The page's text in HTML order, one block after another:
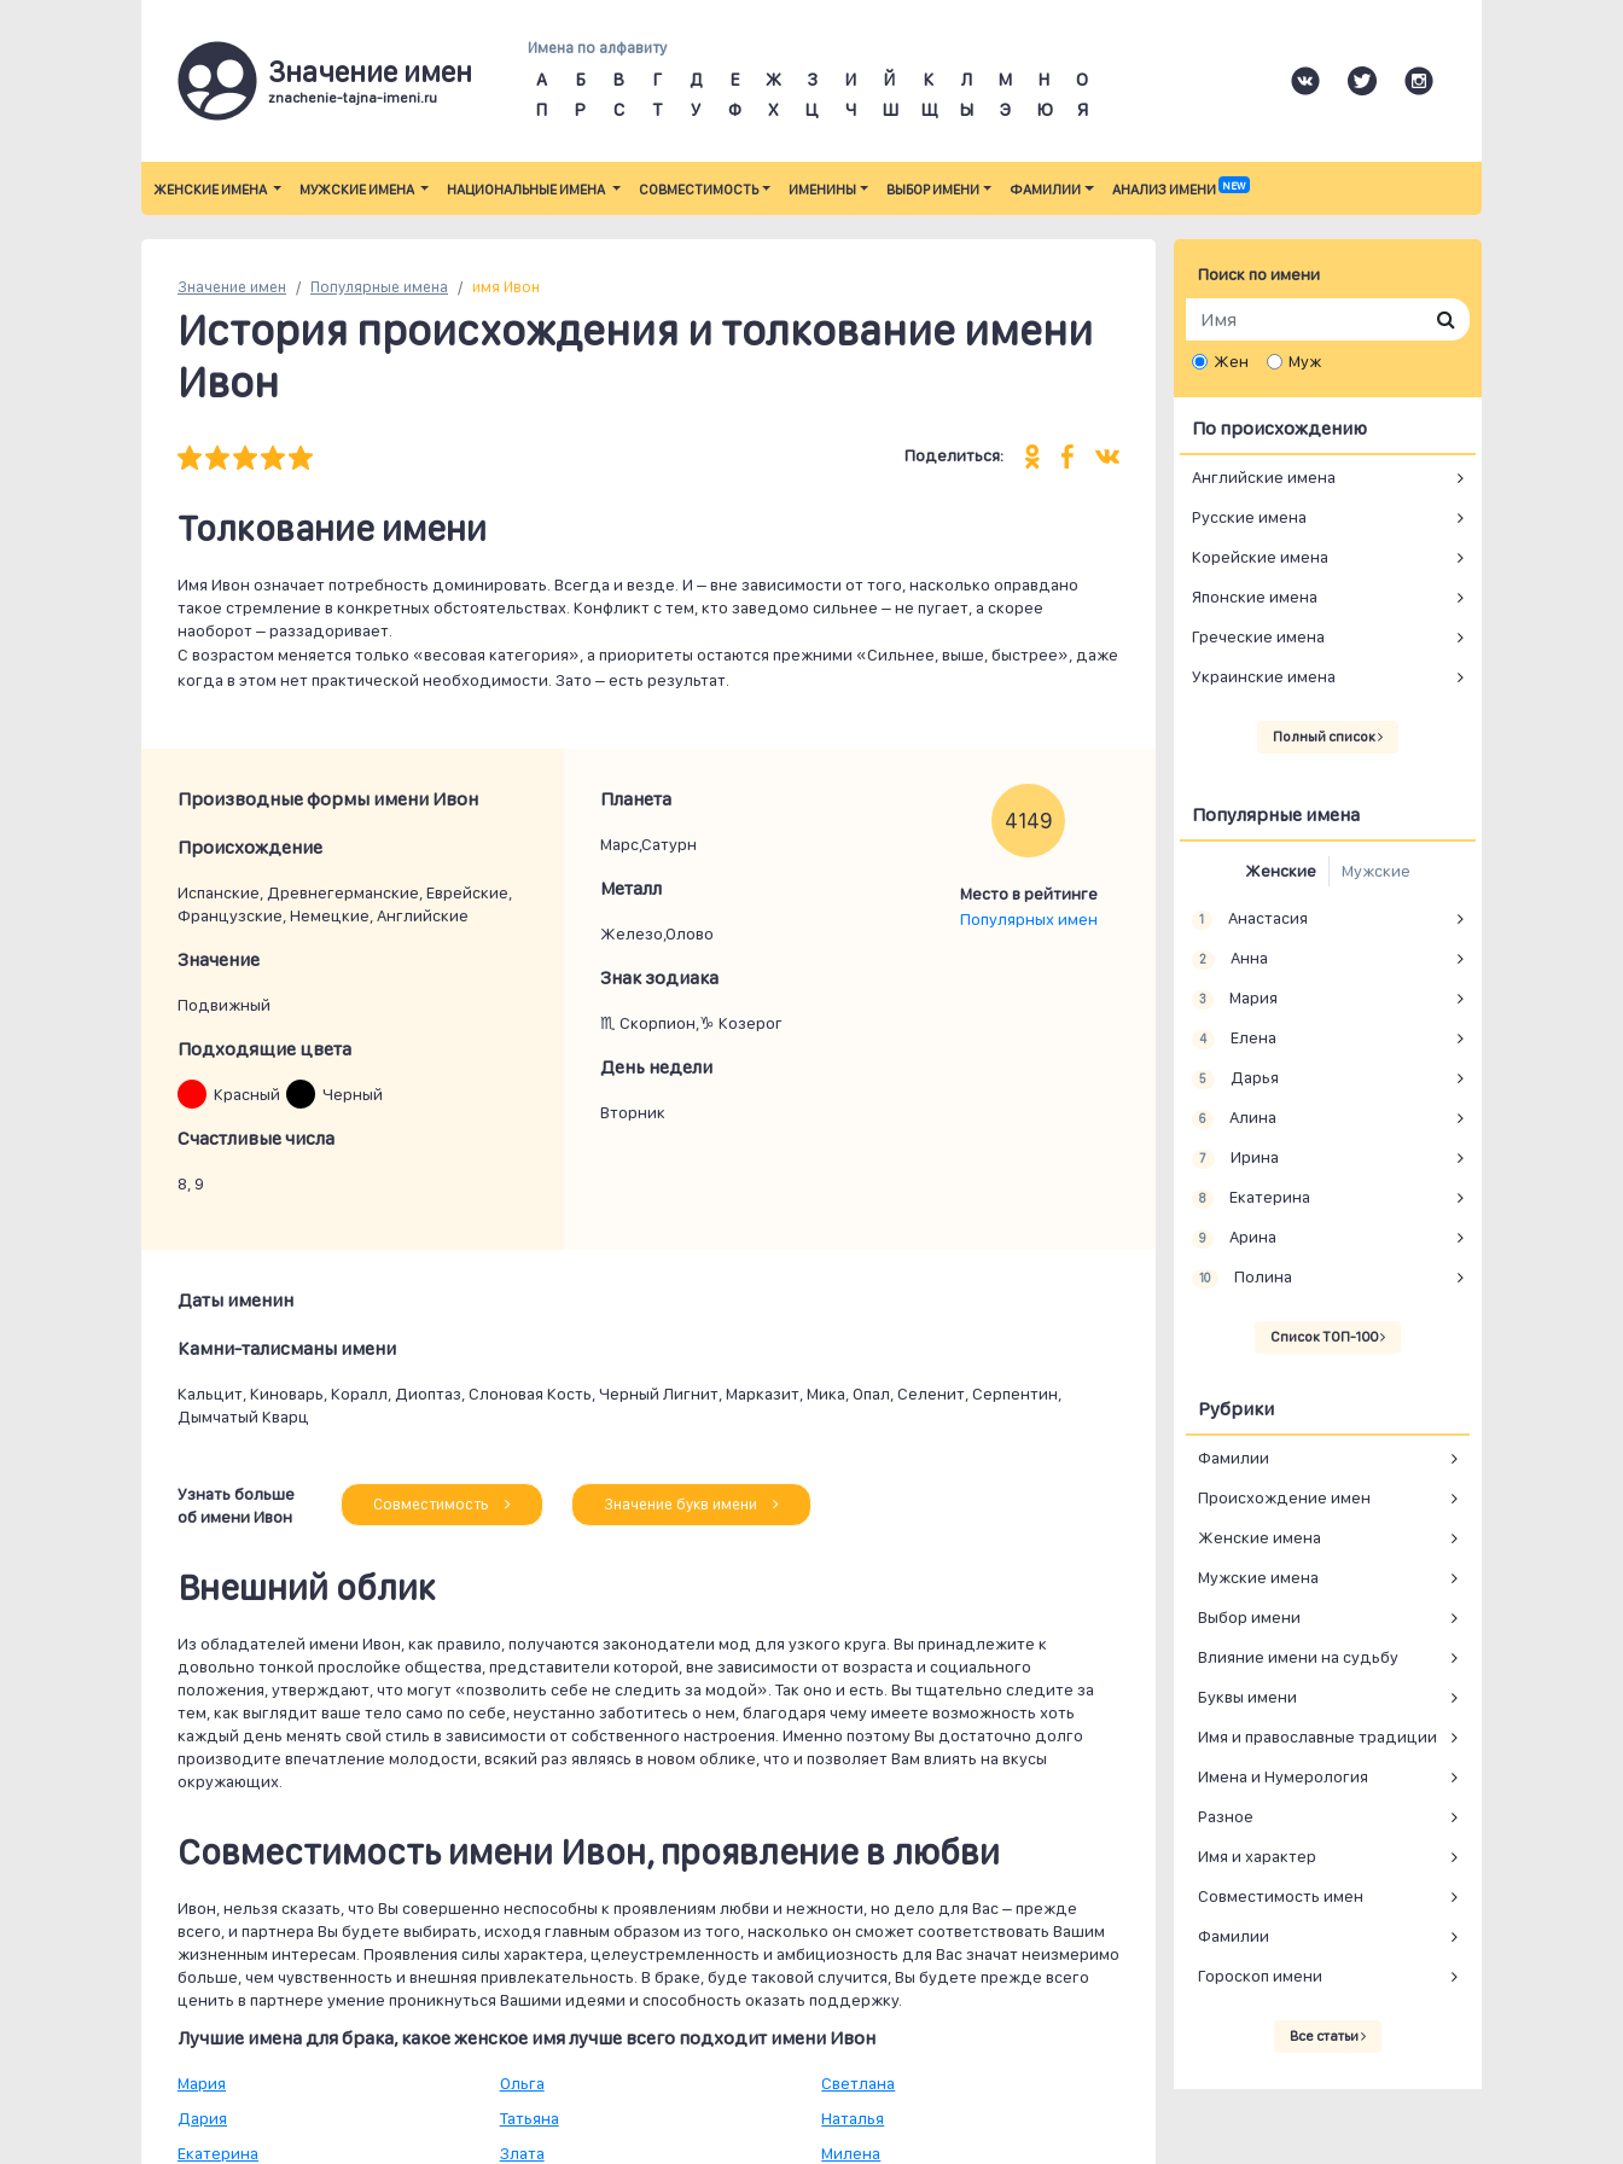
Значение имен
znachenie-tajna-imeni.ru
Имена по алфавиту
А Б В Г Д Е Ж З И Й К Л М Н
О
П
Р С Т У Ф Х Ц Ч Ш Щ Ы Э Ю Я
ЖЕНСКИЕ ИМЕНА МУЖСКИЕ ИМЕНА НАЦИОНАЛЬНЫЕ ИМЕНА СОВМЕСТИМОСТЬ ИМЕНИНЫ ВЫБОР ИМЕНИ ФАМИЛИИ АНАЛИЗ ИМЕНИ NEW
Значение имен Популярные имена имя Ивон
История происхождения и толкование имени
Ивон
Поделиться:
Толкование имени
Имя Ивон означает потребность доминировать. Всегда и везде. И – вне зависимости от того, насколько оправдано
такое стремление в конкретных обстоятельствах. Конфликт с тем, кто заведомо сильнее – не пугает, а скорее
наоборот – раззадоривает.
С возрастом меняется только «весовая категория», а приоритеты остаются прежними «Сильнее, выше, быстрее», даже
когда в этом нет практической необходимости. Зато – есть результат.
Производные формы имени Ивон
Проиcхождение
Испанские, Древнегерманские, Еврейские,
Французские, Немецкие, Английские
Значение
Подвижный
Подходящие цвета
Красный Черный
Счастливые числа
8, 9
Планета
Марс,Сатурн
Металл
Железо,Олово
Знак зодиака
♏ Скорпион,♑ Козерог
День недели
Вторник
4149
Место в рейтинге
Популярных имен
Даты именин
Камни-талисманы имени
Кальцит, Киноварь, Коралл, Диоптаз, Слоновая Кость, Черный Лигнит, Марказит, Мика, Опал, Селенит, Серпентин,
Дымчатый Кварц
Узнать больше
об имени Ивон
Совместимость Значение букв имени
Внешний облик
Из обладателей имени Ивон, как правило, получаются законодатели мод для узкого круга. Вы принадлежите к
довольно тонкой прослойке общества, представители которой, вне зависимости от возраста и социального
положения, утверждают, что могут «позволить себе не следить за модой». Так оно и есть. Вы тщательно следите за
тем, как выглядит ваше тело само по себе, неустанно заботитесь о нем, благодаря чему имеете возможность хоть
каждый день менять свой стиль в зависимости от собственного настроения. Именно поэтому Вы достаточно долго
производите впечатление молодости, всякий раз являясь в новом облике, что и позволяет Вам влиять на вкусы
окружающих.
Совместимость имени Ивон, проявление в любви
Ивон, нельзя сказать, что Вы совершенно неспособны к проявлениям любви и нежности, но дело для Вас – прежде
всего, и партнера Вы будете выбирать, исходя главным образом из того, насколько он сможет соответствовать Вашим
жизненным интересам. Проявления силы характера, целеустремленность и амбициозность для Вас значат неизмеримо
больше, чем чувственность и внешняя привлекательность. В браке, буде таковой случится, Вы будете прежде всего
ценить в партнере умение проникнуться Вашими идеями и способность оказать поддержку.
Лучшие имена для брака, какое женское имя лучше всего подходит имени Ивон
Мария
Дария
Екатерина
Ольга
Татьяна
Злата
Светлана
Наталья
Милена
Поиск по имени
Жен Муж
По происхождению
Английские имена
Русские имена
Корейские имена
Японские имена
Греческие имена
Украинские имена
Полный список
Популярные имена
Женские Мужские
1 Анастасия
2 Анна
3 Мария
4 Елена
5 Дарья
6 Алина
7 Ирина
8 Екатерина
9 Арина
10 Полина
Список ТОП-100
Рубрики
Фамилии
Происхождение имен
Женские имена
Мужские имена
Выбор имени
Влияние имени на судьбу
Буквы имени
Имя и православные традиции
Имена и Нумерология
Разное
Имя и характер
Совместимость имен
Фамилии
Гороскоп имени
Все статьи